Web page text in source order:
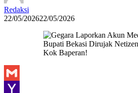
Redaksi
22/05/202622/05/2026
Gmail